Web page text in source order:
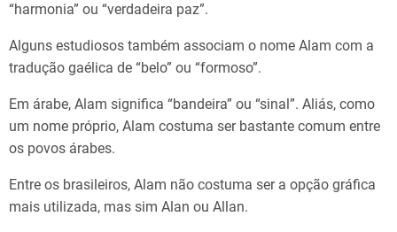
“harmonia” ou “verdadeira paz”.
Alguns estudiosos também associam o nome Alam com a
tradução gaélica de “belo” ou “formoso”.
Em árabe, Alam significa “bandeira” ou “sinal”. Aliás, como
um nome próprio, Alam costuma ser bastante comum entre
os povos árabes.
Entre os brasileiros, Alam não costuma ser a opção gráfica
mais utilizada, mas sim Alan ou Allan.